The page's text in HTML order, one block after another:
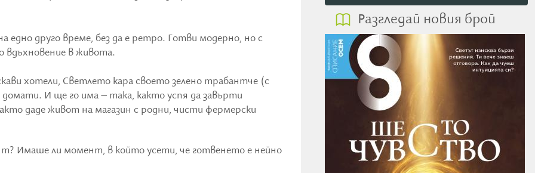
едно друго време, без да е ретро. Готви модерно, но с
вдъхновение в живота.
хотели, Светлето кара своето зелено трабантче (с
домати. И ще го има – така, както успя да завърти
даде живот на магазин с родни, чисти фермерски
Имаше ли момент, в който усети, че готвенето е нейно
Разгледай новия брой